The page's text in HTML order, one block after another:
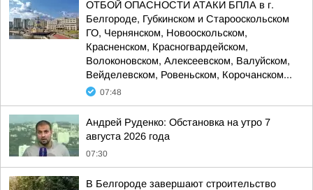
ОТБОЙ ОПАСНОСТИ АТАКИ БПЛА в г.
Белгороде, Губкинском и Старооскольском
ГО, Чернянском, Новооскольском,
Красненском, Красногвардейском,
Волоконовском, Алексеевском, Валуйском,
Вейделевском, Ровеньском, Корочанском...
07:48
Андрей Руденко: Обстановка на утро 7
августа 2026 года
07:30
В Белгороде завершают строительство